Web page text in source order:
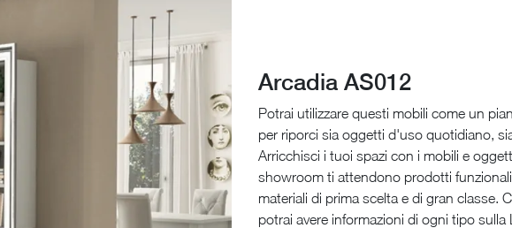
Arcadia AS012
Potrai utilizzare questi mobili come un
per riporci sia oggetti d'uso quotidiano,
Arricchisci i tuoi spazi con i mobili e
showroom ti attendono prodotti
materiali di prima scelta e di gran classe.
potrai avere informazioni di ogni tipo sulla